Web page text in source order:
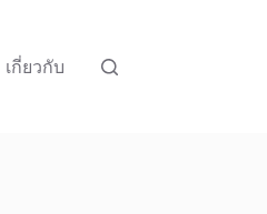
เกี่ยวกับ